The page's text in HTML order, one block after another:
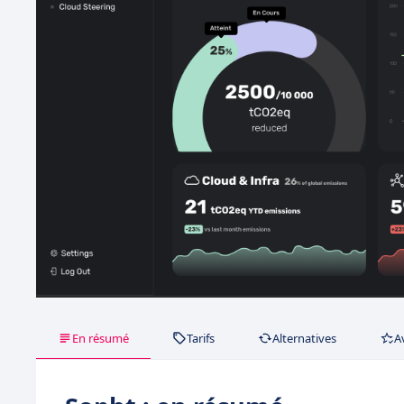
En résumé Tarifs Alternatives